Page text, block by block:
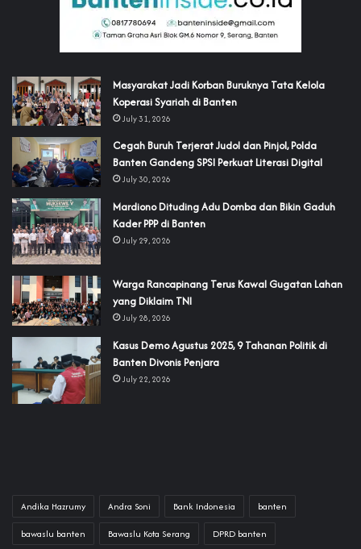
‎Masyarakat Jadi Korban Buruknya Tata Kelola
Koperasi Syariah di Banten
July 31, 2026
Cegah Buruh Terjerat Judol dan Pinjol, Polda
Banten Gandeng SPSI Perkuat Literasi Digital
July 30, 2026
‎Mardiono Dituding Adu Domba dan Bikin Gaduh
Kader PPP di Banten
July 29, 2026
‎Warga Rancapinang Terus Kawal Gugatan Lahan
yang Diklaim TNI‎‎
July 28, 2026
‎Kasus Demo Agustus 2025, 9 Tahanan Politik di
Banten Divonis Penjara
July 22, 2026
Andika Hazrumy Andra Soni Bank Indonesia banten
bawaslu banten Bawaslu Kota Serang DPRD banten